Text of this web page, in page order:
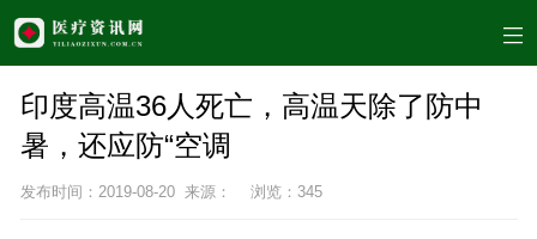
印度高温36人死亡，高温天除了防中
暑，还应防“空调
发布时间：2019-08-20 来源： 浏览： 345